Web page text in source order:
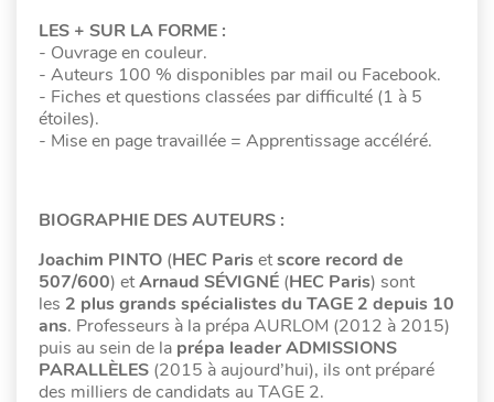
LES + SUR LA FORME :
- Ouvrage en couleur.
- Auteurs 100 % disponibles par mail ou Facebook.
- Fiches et questions classées par difficulté (1 à 5
étoiles).
- Mise en page travaillée = Apprentissage accéléré.
BIOGRAPHIE DES AUTEURS :
Joachim PINTO (HEC Paris etscore record de
507/600) etArnaud SÉVIGNÉ (HEC Paris) sont
les 2 plus grands spécialistes du TAGE 2 depuis 10
ans. Professeurs à la prépa AURLOM (2012 à 2015)
puis au sein de la prépa leader ADMISSIONS
PARALLÈLES (2015 à aujourd’hui), ils ont préparé
des milliers de candidats au TAGE 2.